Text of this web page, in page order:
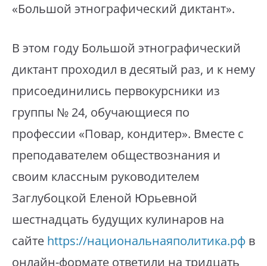
«Большой этнографический диктант».
В этом году Большой этнографический
диктант проходил в десятый раз, и к нему
присоединились первокурсники из
группы № 24, обучающиеся по
профессии «Повар, кондитер». Вместе с
преподавателем обществознания и
своим классным руководителем
Заглубоцкой Еленой Юрьевной
шестнадцать будущих кулинаров на
сайте https://национальнаяполитика.рф в
онлайн-формате ответили на тридцать